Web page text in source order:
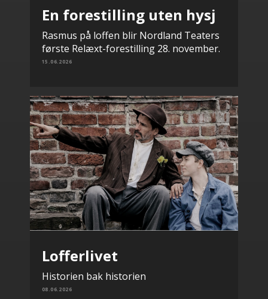
En forestilling uten hysj
Rasmus på loffen blir Nordland Teaters
første Relæxt-forestilling 28. november.
15.06.2026
Lofferlivet
Historien bak historien
08.06.2026